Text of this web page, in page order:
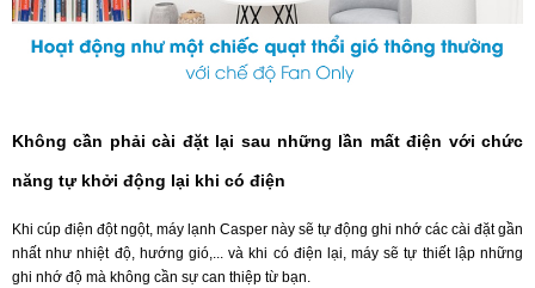
Không cần phải cài đặt lại sau những lần mất điện với chức
năng tự khởi động lại khi có điện
Khi cúp điện đột ngột, máy lạnh Casper này sẽ tự động ghi nhớ các cài đặt gần
nhất như nhiệt độ, hướng gió,... và khi có điện lại, máy sẽ tự thiết lập những
ghi nhớ độ mà không cần sự can thiệp từ bạn.